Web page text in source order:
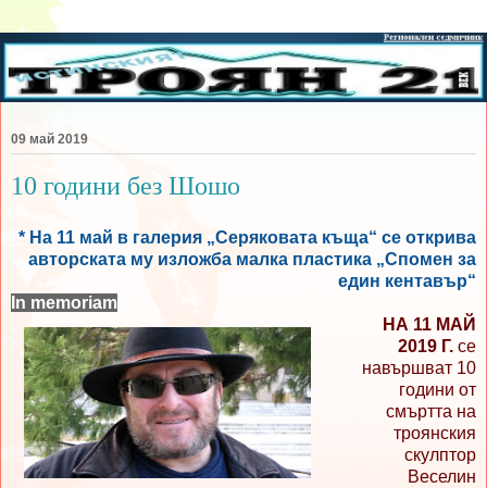
09 май 2019
10 години без Шошо
* На 11 май в галерия „Серяковата къща“ се открива
авторската му изложба малка пластика „Спомен за
един кентавър“
In memoriam
НА 11 МАЙ
2019 Г. се
навършват 10
години от
смъртта на
троянския
скулптор
Веселин